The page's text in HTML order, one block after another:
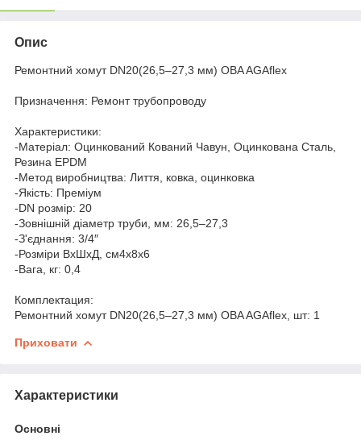
Опис
Ремонтний хомут DN20(26,5–27,3 мм) OBA AGAflex
Призначення: Ремонт трубопроводу
Характеристики:
-Матеріал: Оцинкований Кований Чавун, Оцинкована Сталь,
Резина EPDM
-Метод виробництва: Лиття, ковка, оцинковка
-Якість: Преміум
-DN розмір: 20
-Зовнішній діаметр труби, мм: 26,5–27,3
-З'єднання: 3/4″
-Розміри ВхШхД, см4x8x6
-Вага, кг: 0,4
Комплектация:
Ремонтний хомут DN20(26,5–27,3 мм) OBA AGAflex, шт: 1
Приховати
Характеристики
Основні